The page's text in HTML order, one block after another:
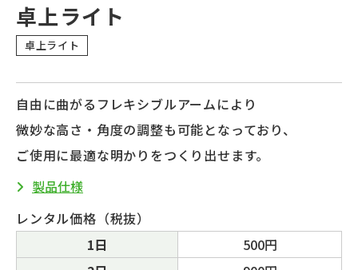
卓上ライト
卓上ライト
自由に曲がるフレキシブルアームにより
微妙な高さ・角度の調整も可能となっており、
ご使用に最適な明かりをつくり出せます。
製品仕様
レンタル価格（税抜）
1日
500円